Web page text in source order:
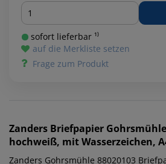
Menge
sofort lieferbar ¹⁾
auf die Merkliste setzen
Frage zum Produkt
Zanders Briefpapier Gohrsmühle
hochweiß, mit Wasserzeichen,
Zanders Gohrsmühle 88020103